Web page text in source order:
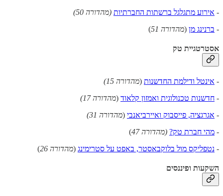
- אירוע מתגלגל ברשתות החברתיות (מהדורה 50)
- ברנינג מן (מהדורה 51 )
אסטרטגיית טק
- אינטל ודילמת החדשנות (מהדורה 15)
- חדשנות טכנולוגית ואמזון קלאוד (מהדורה 17)
- אגרגציה, פייסבוק ואיירביאנבי (מהדורה 31)
- מהי חברת טק? (מהדורה 47
)
- נטפליקס מול בלוקבאסטר, באפט על סטרימינג (מהדורה 26 )
השקעות ופיננסים